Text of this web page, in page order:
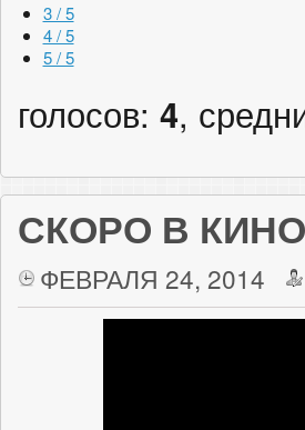
3 / 5
4 / 5
5 / 5
голосов: 4,
СКОРО В
ФЕВРАЛЯ 24, 2014